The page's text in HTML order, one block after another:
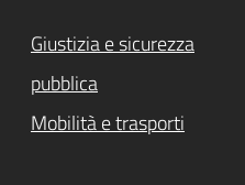
Giustizia e sicurezza
pubblica
Mobilità e trasporti